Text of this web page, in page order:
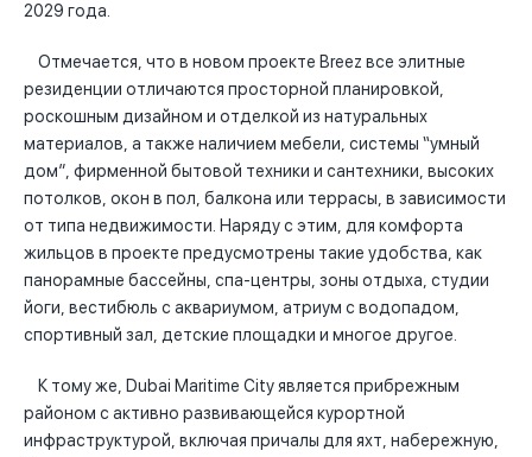
2029 года.
Отмечается, что в новом проекте Breez все элитные
резиденции отличаются просторной планировкой,
роскошным дизайном и отделкой из натуральных
материалов, а также наличием мебели, системы “умный
дом”, фирменной бытовой техники и сантехники, высоких
потолков, окон в пол, балкона или террасы, в зависимости
от типа недвижимости. Наряду с этим, для комфорта
жильцов в проекте предусмотрены такие удобства, как
панорамные бассейны, спа-центры, зоны отдыха, студии
йоги, вестибюль с аквариумом, атриум с водопадом,
спортивный зал, детские площадки и многое другое.
К тому же, Dubai Maritime City является прибрежным
районом с активно развивающейся курортной
инфраструктурой, включая причалы для яхт, набережную,